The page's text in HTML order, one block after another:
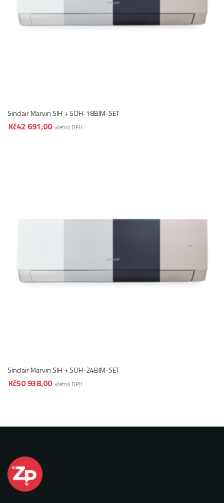
Sinclair Marvin SIH + SOH-18BIM-SET
Kč42 691,00 včetně DPH
Sinclair Marvin SIH + SOH-24BIM-SET
Kč50 938,00 včetně DPH